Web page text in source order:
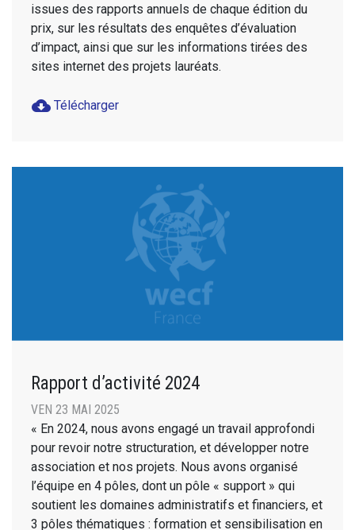
issues des rapports annuels de chaque édition du
prix, sur les résultats des enquêtes d’évaluation
d’impact, ainsi que sur les informations tirées des
sites internet des projets lauréats.
cloud_download Télécharger
Rapport d’activité 2024
VEN 23 MAI 2025
« En 2024, nous avons engagé un travail approfondi
pour revoir notre structuration, et développer notre
association et nos projets. Nous avons organisé
l’équipe en 4 pôles, dont un pôle « support » qui
soutient les domaines administratifs et financiers, et
3 pôles thématiques : formation et sensibilisation en